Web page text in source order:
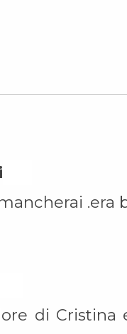
di Cristina